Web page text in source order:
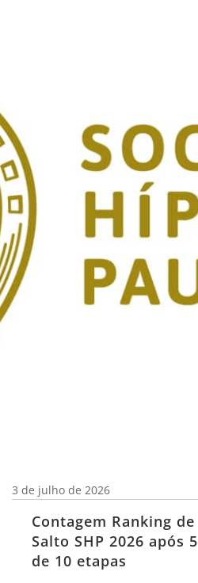
Contagem Ranking de
Salto SHP 2026 após 5
de 10 etapas
3 de julho de 2026